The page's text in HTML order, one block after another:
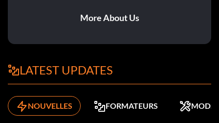
More About Us
LATEST UPDATES
NOUVELLES FORMATEURS MODS